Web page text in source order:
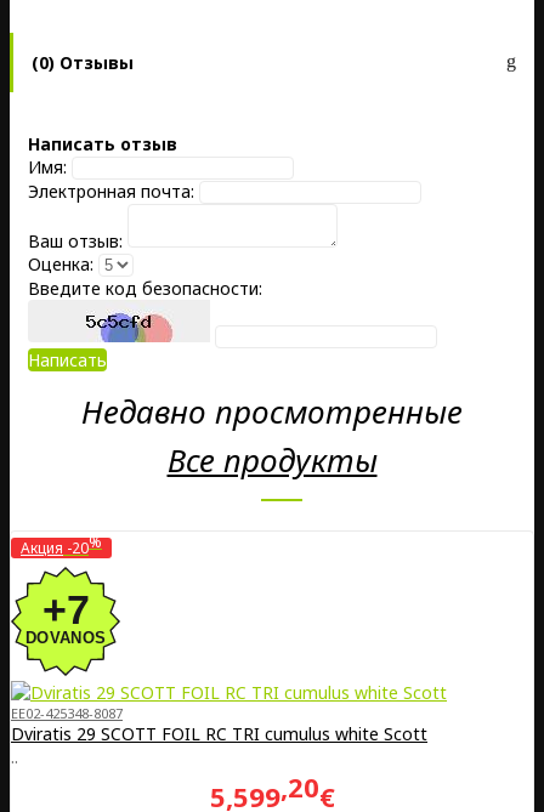
(0) Отзывы
Написать отзыв
Имя:
Электронная почта:
Ваш отзыв:
Оценка:
Введите код безопасности:
Написать
Недавно просмотренные
Все продукты
Акция -20%
EE02-425348-8087
Dviratis 29 SCOTT FOIL RC TRI cumulus white Scott
..
5,599 20€